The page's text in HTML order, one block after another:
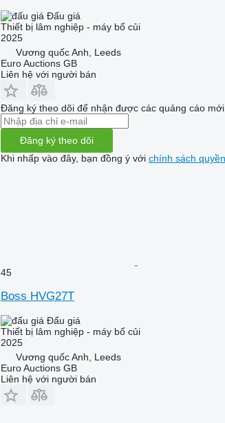
Đấu giá
Thiết bị lâm nghiệp - máy bổ củi
2025
Vương quốc Anh, Leeds
Euro Auctions GB
Liên hệ với người bán
Đăng ký theo dõi để nhận được các quảng cáo
Đăng ký theo dõi
Khi nhấp vào đây, bạn đồng ý với chính sách
45
Boss HVG27T
Đấu giá
Thiết bị lâm nghiệp - máy bổ củi
2025
Vương quốc Anh, Leeds
Euro Auctions GB
Liên hệ với người bán